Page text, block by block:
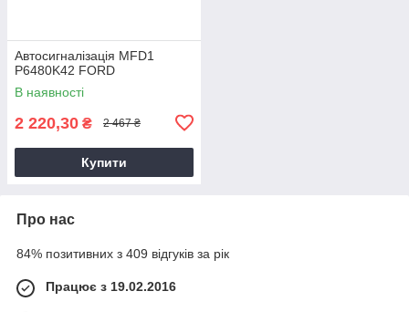
Автосигналізація MFD1
P6480K42 FORD
В наявності
2 220,30 ₴ 2 467 ₴
Купити
Про нас
84% позитивних з 409 відгуків за рік
Працює з 19.02.2016